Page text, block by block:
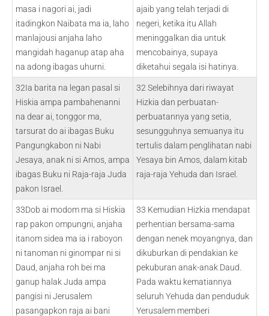
masa i nagori ai, jadi
itadingkon Naibata ma ia, laho
manlajousi anjaha laho
mangidah haganup atap aha
na adong ibagas uhurni.
ajaib yang telah terjadi di
negeri, ketika itu Allah
meninggalkan dia untuk
mencobainya, supaya
diketahui segala isi hatinya.
32Ia barita na legan pasal si
Hiskia ampa pambahenanni
na dear ai, tonggor ma,
tarsurat do ai ibagas Buku
Pangungkabon ni Nabi
Jesaya, anak ni si Amos, ampa
ibagas Buku ni Raja-raja Juda
pakon Israel.
32 Selebihnya dari riwayat
Hizkia dan perbuatan-
perbuatannya yang setia,
sesungguhnya semuanya itu
tertulis dalam penglihatan nabi
Yesaya bin Amos, dalam kitab
raja-raja Yehuda dan Israel.
33Dob ai modom ma si Hiskia
rap pakon ompungni, anjaha
itanom sidea ma ia i raboyon
ni tanoman ni ginompar ni si
Daud, anjaha roh bei ma
ganup halak Juda ampa
pangisi ni Jerusalem
pasangapkon raja ai bani
33 Kemudian Hizkia mendapat
perhentian bersama-sama
dengan nenek moyangnya, dan
dikuburkan di pendakian ke
pekuburan anak-anak Daud.
Pada waktu kematiannya
seluruh Yehuda dan penduduk
Yerusalem memberi